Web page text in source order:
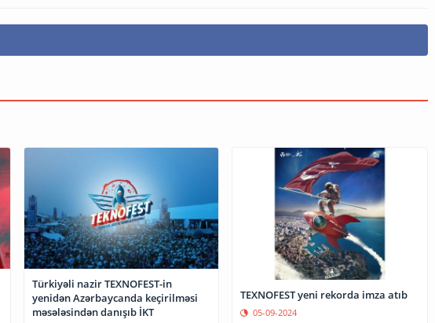
Türkiyəli nazir TEXNOFEST-in
yenidən Azərbaycanda keçirilməsi
məsələsindən danışıb İKT
TEXNOFEST yeni rekorda imza atıb
05-09-2024